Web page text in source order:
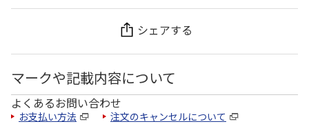
シェアする
マークや記載内容について
よくあるお問い合わせ
お支払い方法 注文のキャンセルについて